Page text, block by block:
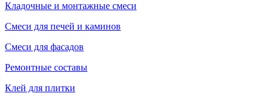
Кладочные и монтажные смеси
Смеси для печей и каминов
Смеси для фасадов
Ремонтные составы
Клей для плитки